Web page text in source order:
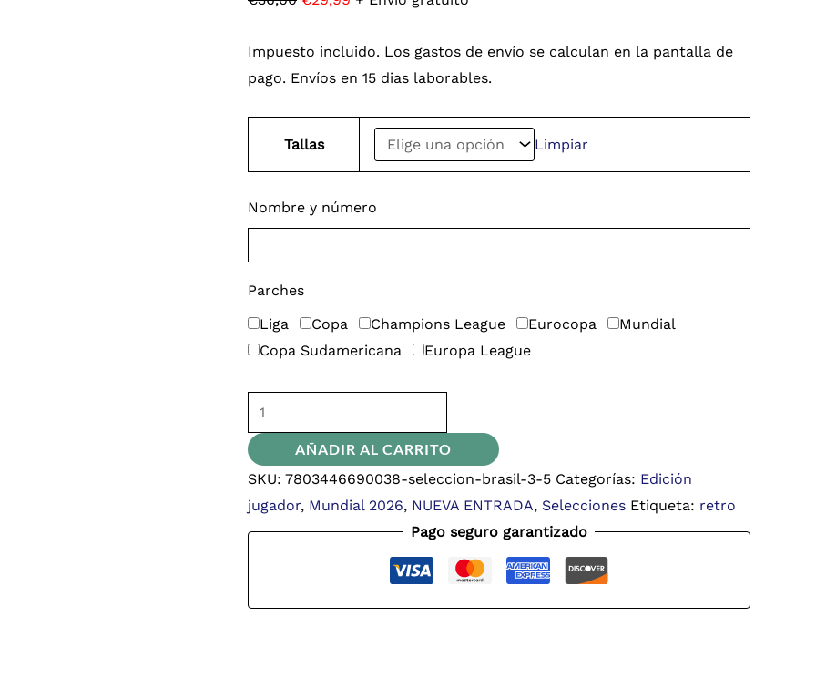
Impuesto incluido. Los gastos de envío se calculan en la pantalla de
pago. Envíos en 15 dias laborables.
Tallas Limpiar
Nombre y número
Parches
Liga
Copa Champions League Eurocopa
Mundial
Copa Sudamericana
Europa League
AÑADIR AL CARRITO
SKU: 7803446690038-seleccion-brasil-3-5 Categorías: Edición
jugador, Mundial 2026, NUEVA ENTRADA, Selecciones Etiqueta: retro
Pago seguro garantizado